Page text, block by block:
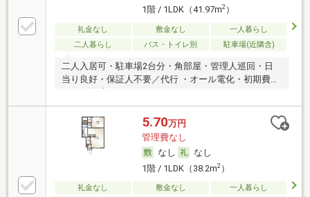
1階 / 1LDK（41.97m2）
礼金なし 敷金なし
一人暮らし
二人暮らし
バス・トイレ別 駐車場(近隣含)
二人入居可・駐車場2台分・角部屋・管理人巡回・日
当り良好・保証人不要／代行 ・オール電化・初期費用
カード決済可
5.70万円
管理費なし
なし
なし
1階 / 1LDK（38.2m2）
礼金なし 敷金なし
一人暮らし